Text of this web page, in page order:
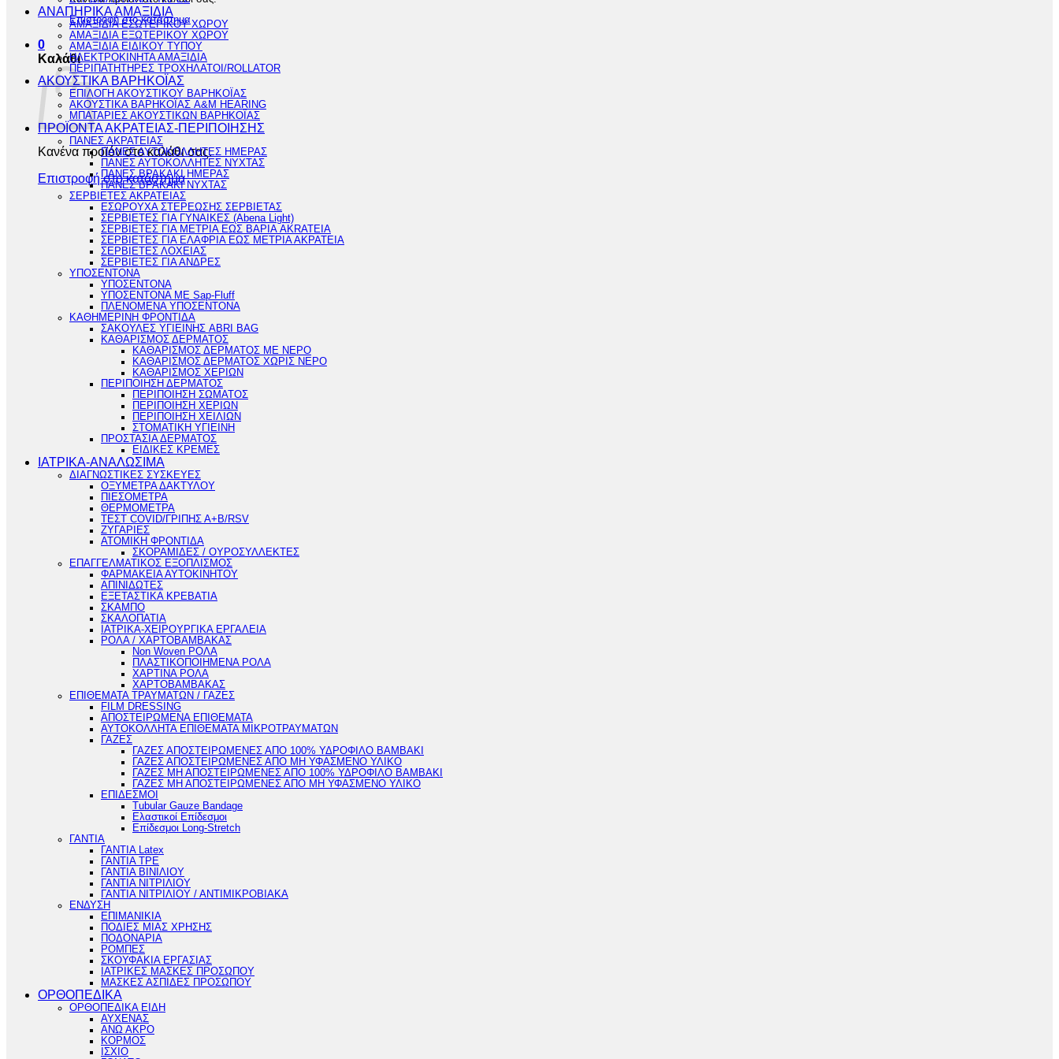
Επιστροφή στο κατάστημα
0
Καλάθι
Κανένα προϊόν στο καλάθι σας.
Επιστροφή στο κατάστημα
ΑΝΑΠΗΡΙΚΑ ΑΜΑΞΙΔΙΑ
ΑΜΑΞΙΔΙΑ ΕΣΩΤΕΡΙΚΟΥ ΧΩΡΟΥ
ΑΜΑΞΙΔΙΑ ΕΞΩΤΕΡΙΚΟΥ ΧΩΡΟΥ
ΑΜΑΞΙΔΙΑ ΕΙΔΙΚΟΥ ΤΥΠΟΥ
ΗΛΕΚΤΡΟΚΙΝΗΤΑ ΑΜΑΞΙΔΙΑ
ΠΕΡΙΠΑΤΗΤΗΡΕΣ ΤΡΟΧΗΛΑΤΟΙ/ROLLATOR
ΑΚΟΥΣΤΙΚΑ ΒΑΡΗΚΟΪΑΣ
ΕΠΙΛΟΓΗ ΑΚΟΥΣΤΙΚΟΥ ΒΑΡΗΚΟΪΑΣ
ΑΚΟΥΣΤΙΚΑ ΒΑΡΗΚΟΪΑΣ A&M HEARING
ΜΠΑΤΑΡΙΕΣ ΑΚΟΥΣΤΙΚΩΝ ΒΑΡΗΚΟΪΑΣ
ΠΡΟΪΟΝΤΑ ΑΚΡΑΤΕΙΑΣ-ΠΕΡΙΠΟΙΗΣΗΣ
ΠΑΝΕΣ ΑΚΡΑΤΕΙΑΣ
ΠΑΝΕΣ ΑΥΤΟΚΟΛΛΗΤΕΣ ΗΜΕΡΑΣ
ΠΑΝΕΣ ΑΥΤΟΚΟΛΛΗΤΕΣ ΝΥΧΤΑΣ
ΠΑΝΕΣ ΒΡΑΚΑΚΙ ΗΜΕΡΑΣ
ΠΑΝΕΣ ΒΡΑΚΑΚΙ ΝΥΧΤΑΣ
ΣΕΡΒΙΕΤΕΣ ΑΚΡΑΤΕΙΑΣ
ΕΣΩΡΟΥΧΑ ΣΤΕΡΕΩΣΗΣ ΣΕΡΒΙΕΤΑΣ
ΣΕΡΒΙΕΤΕΣ ΓΙΑ ΓΥΝΑΙΚΕΣ (Abena Light)
ΣΕΡΒΙΕΤΕΣ ΓΙΑ ΜΕΤΡΙΑ ΕΩΣ ΒΑΡΙΑ AKRATEIA
ΣΕΡΒΙΕΤΕΣ ΓΙΑ ΕΛΑΦΡΙΑ ΕΩΣ ΜΕΤΡΙΑ ΑΚΡΑΤΕΙΑ
ΣΕΡΒΙΕΤΕΣ ΛΟΧΕΙΑΣ
ΣΕΡΒΙΕΤΕΣ ΓΙΑ ΑΝΔΡΕΣ
ΥΠΟΣΕΝΤΟΝΑ
ΥΠΟΣΕΝΤΟΝΑ
ΥΠΟΣΕΝΤΟΝΑ ΜΕ Sap-Fluff
ΠΛΕΝΟΜΕΝΑ ΥΠΟΣΕΝΤΟΝΑ
ΚΑΘΗΜΕΡΙΝΗ ΦΡΟΝΤΙΔΑ
ΣΑΚΟΥΛΕΣ ΥΓΙΕΙΝΗΣ ABRI BAG
ΚΑΘΑΡΙΣΜΟΣ ΔΕΡΜΑΤΟΣ
ΚΑΘΑΡΙΣΜΟΣ ΔΕΡΜΑΤΟΣ ΜΕ ΝΕΡΟ
ΚΑΘΑΡΙΣΜΟΣ ΔΕΡΜΑΤΟΣ ΧΩΡΙΣ ΝΕΡΟ
ΚΑΘΑΡΙΣΜΟΣ ΧΕΡΙΩΝ
ΠΕΡΙΠΟΙΗΣΗ ΔΕΡΜΑΤΟΣ
ΠΕΡΙΠΟΙΗΣΗ ΣΩΜΑΤΟΣ
ΠΕΡΙΠΟΙΗΣΗ ΧΕΡΙΩΝ
ΠΕΡΙΠΟΙΗΣΗ ΧΕΙΛΙΩΝ
ΣΤΟΜΑΤΙΚΗ ΥΓΙΕΙΝΗ
ΠΡΟΣΤΑΣΙΑ ΔΕΡΜΑΤΟΣ
ΕΙΔΙΚΕΣ ΚΡΕΜΕΣ
ΙΑΤΡΙΚΑ-ΑΝΑΛΩΣΙΜΑ
ΔΙΑΓΝΩΣΤΙΚΕΣ ΣΥΣΚΕΥΕΣ
ΟΞΥΜΕΤΡΑ ΔΑΚΤΥΛΟΥ
ΠΙΕΣΟΜΕΤΡΑ
ΘΕΡΜΟΜΕΤΡΑ
ΤΕΣΤ COVID/ΓΡΙΠΗΣ Α+Β/RSV
ΖΥΓΑΡΙΕΣ
ΑΤΟΜΙΚΗ ΦΡΟΝΤΙΔΑ
ΣΚΟΡΑΜΙΔΕΣ / ΟΥΡΟΣΥΛΛΕΚΤΕΣ
ΕΠΑΓΓΕΛΜΑΤΙΚΟΣ ΕΞΟΠΛΙΣΜΟΣ
ΦΑΡΜΑΚΕΙΑ ΑΥΤΟΚΙΝΗΤΟΥ
ΑΠΙΝΙΔΩΤΕΣ
ΕΞΕΤΑΣΤΙΚΑ ΚΡΕΒΑΤΙΑ
ΣΚΑΜΠΟ
ΣΚΑΛΟΠΑΤΙΑ
ΙΑΤΡΙΚΑ-ΧΕΙΡΟΥΡΓΙΚΑ ΕΡΓΑΛΕΙΑ
ΡΟΛΑ / ΧΑΡΤΟΒΑΜΒΑΚΑΣ
Non Woven ΡΟΛΑ
ΠΛΑΣΤΙΚΟΠΟΙΗΜΕΝΑ ΡΟΛΑ
ΧΑΡΤΙΝΑ ΡΟΛΑ
ΧΑΡΤΟΒΑΜΒΑΚΑΣ
ΕΠΙΘΕΜΑΤΑ ΤΡΑΥΜΑΤΩΝ / ΓΑΖΕΣ
FILM DRESSING
ΑΠΟΣΤΕΙΡΩΜΕΝΑ ΕΠΙΘΕΜΑΤΑ
ΑΥΤΟΚΟΛΛΗΤΑ ΕΠΙΘΕΜΑΤΑ ΜΙΚΡΟΤΡΑΥΜΑΤΩΝ
ΓΑΖΕΣ
ΓΑΖΕΣ ΑΠΟΣΤΕΙΡΩΜΕΝΕΣ ΑΠΟ 100% ΥΔΡΟΦΙΛΟ ΒΑΜΒΑΚΙ
ΓΑΖΕΣ ΑΠΟΣΤΕΙΡΩΜΕΝΕΣ ΑΠΟ ΜΗ ΥΦΑΣΜΕΝΟ ΥΛΙΚΟ
ΓΑΖΕΣ ΜΗ ΑΠΟΣΤΕΙΡΩΜΕΝΕΣ ΑΠΟ 100% ΥΔΡΟΦΙΛΟ ΒΑΜΒΑΚΙ
ΓΑΖΕΣ ΜΗ ΑΠΟΣΤΕΙΡΩΜΕΝΕΣ ΑΠΟ ΜΗ ΥΦΑΣΜΕΝΟ ΥΛΙΚΟ
ΕΠΙΔΕΣΜΟΙ
Tubular Gauze Bandage
Ελαστικοί Επίδεσμοι
Επίδεσμοι Long-Stretch
ΓΑΝΤΙΑ
ΓΑΝΤΙΑ Latex
ΓΑΝΤΙΑ TPE
ΓΑΝΤΙΑ ΒΙΝΙΛΙΟΥ
ΓΑΝΤΙΑ ΝΙΤΡΙΛΙΟΥ
ΓΑΝΤΙΑ ΝΙΤΡΙΛΙΟΥ / ΑΝΤΙΜΙΚΡΟΒΙΑΚΑ
ΕΝΔΥΣΗ
ΕΠΙΜΑΝΙΚΙΑ
ΠΟΔΙΕΣ ΜΙΑΣ ΧΡΗΣΗΣ
ΠΟΔΟΝΑΡΙΑ
ΡΟΜΠΕΣ
ΣΚΟΥΦΑΚΙΑ ΕΡΓΑΣΙΑΣ
ΙΑΤΡΙΚΕΣ ΜΑΣΚΕΣ ΠΡΟΣΩΠΟΥ
ΜΑΣΚΕΣ ΑΣΠΙΔΕΣ ΠΡΟΣΩΠΟΥ
ΟΡΘΟΠΕΔΙΚΑ
ΟΡΘΟΠΕΔΙΚΑ ΕΙΔΗ
ΑΥΧΕΝΑΣ
ΑΝΩ ΑΚΡΟ
ΚΟΡΜΟΣ
ΙΣΧΙΟ